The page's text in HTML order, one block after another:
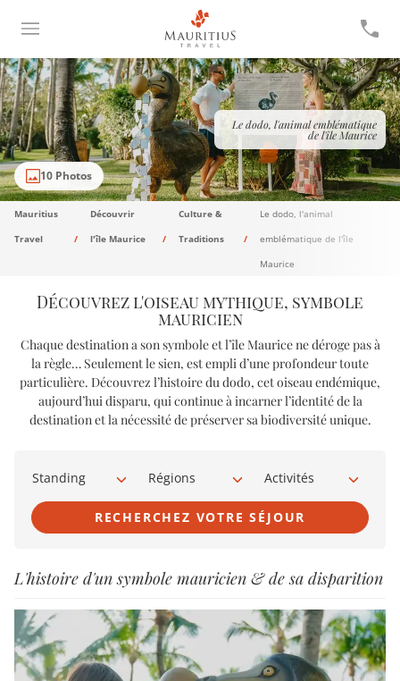
Le dodo, l'animal emblématique
de l'île Maurice
10 Photos
Mauritius
Travel
Découvrir
l'île Maurice
Culture &
Traditions
Le dodo, l'animal
emblématique de l'île
Maurice
Découvrez l'oiseau mythique, symbole
mauricien
Chaque destination a son symbole et l’île Maurice ne déroge pas à
la règle… Seulement le sien, est empli d’une profondeur toute
particulière. Découvrez l’histoire du dodo, cet oiseau endémique,
aujourd’hui disparu, qui continue à incarner l’identité de la
destination et la nécessité de préserver sa biodiversité unique.
Standing Régions Activités
RECHERCHEZ VOTRE SÉJOUR
L'histoire d'un symbole mauricien & de sa disparition